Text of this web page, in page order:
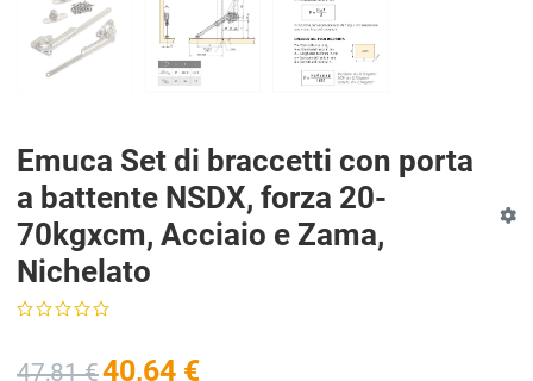
Emuca Set di braccetti con porta
a battente NSDX, forza 20-
70kgxcm, Acciaio e Zama,
Nichelato
47,81 €40,64 €